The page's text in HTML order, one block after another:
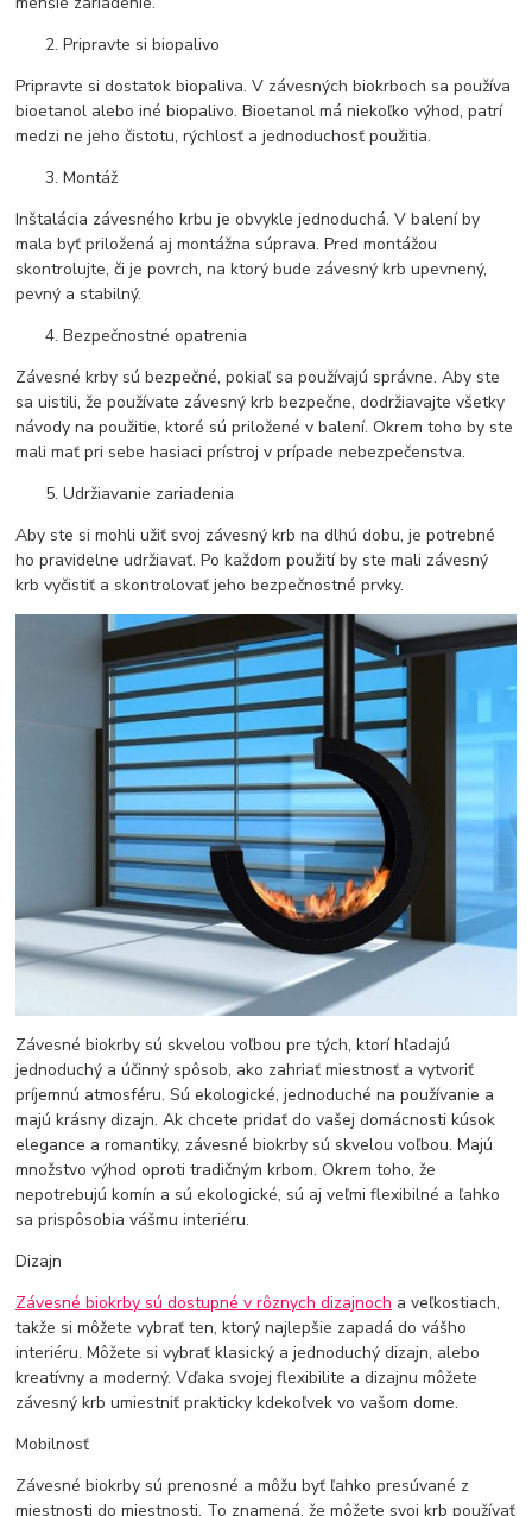
Pripravte si biopalivo
Pripravte si dostatok biopaliva. V závesných biokrboch sa používa
bioetanol alebo iné biopalivo. Bioetanol má niekoľko výhod, patrí
medzi ne jeho čistotu, rýchlosť a jednoduchosť použitia.
Montáž
Inštalácia závesného krbu je obvykle jednoduchá. V balení by
mala byť priložená aj montážna súprava. Pred montážou
skontrolujte, či je povrch, na ktorý bude závesný krb upevnený,
pevný a stabilný.
Bezpečnostné opatrenia
Závesné krby sú bezpečné, pokiaľ sa používajú správne. Aby ste
sa uistili, že používate závesný krb bezpečne, dodržiavajte všetky
návody na použitie, ktoré sú priložené v balení. Okrem toho by ste
mali mať pri sebe hasiaci prístroj v prípade nebezpečenstva.
Udržiavanie zariadenia
Aby ste si mohli užiť svoj závesný krb na dlhú dobu, je potrebné
ho pravidelne udržiavať. Po každom použití by ste mali závesný
krb vyčistiť a skontrolovať jeho bezpečnostné prvky.
Závesné biokrby sú skvelou voľbou pre tých, ktorí hľadajú
jednoduchý a účinný spôsob, ako zahriať miestnosť a vytvoriť
príjemnú atmosféru. Sú ekologické, jednoduché na používanie a
majú krásny dizajn. Ak chcete pridať do vašej domácnosti kúsok
elegance a romantiky, závesné biokrby sú skvelou voľbou. Majú
množstvo výhod oproti tradičným krbom. Okrem toho, že
nepotrebujú komín a sú ekologické, sú aj veľmi flexibilné a ľahko
sa prispôsobia vášmu interiéru.
Dizajn
Závesné biokrby sú dostupné v rôznych dizajnoch a veľkostiach,
takže si môžete vybrať ten, ktorý najlepšie zapadá do vášho
interiéru. Môžete si vybrať klasický a jednoduchý dizajn, alebo
kreatívny a moderný. Vďaka svojej flexibilite a dizajnu môžete
závesný krb umiestniť prakticky kdekoľvek vo vašom dome.
Mobilnosť
Závesné biokrby sú prenosné a môžu byť ľahko presúvané z
miestnosti do miestnosti. To znamená, že môžete svoj krb používať